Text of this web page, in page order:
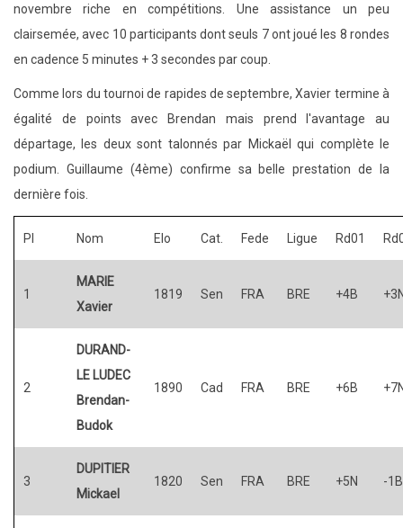
novembre riche en compétitions. Une assistance un peu
clairsemée, avec 10 participants dont seuls 7 ont joué les 8 rondes
en cadence 5 minutes + 3 secondes par coup.
Comme lors du tournoi de rapides de septembre, Xavier termine à
égalité de points avec Brendan mais prend l'avantage au
départage, les deux sont talonnés par Mickaël qui complète le
podium. Guillaume (4ème) confirme sa belle prestation de la
dernière fois.
Pl Nom Elo Cat. Fede Ligue Rd01
1
MARIE
Xavier
1819 Sen FRA BRE +4B
2
DURAND-
LE LUDEC
Brendan-
Budok
1890 Cad FRA BRE +6B
3
DUPITIER
Mickael
1820 Sen FRA BRE +5N -1B